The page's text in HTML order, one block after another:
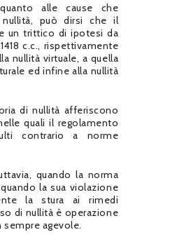
alle cause che
può dirsi che il
un trittico di ipotesi da
c.c., rispettivamente
nullità virtuale, a quella
ed infine alla nullità
di nullità afferiscono
quali il regolamento
contrario a norme
quando la norma
la sua violazione
la stura ai rimedi
di nullità è operazione
agevole.